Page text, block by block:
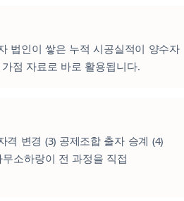
법인이 쌓은 누적 시공실적이 양수자
점 자료로 바로 활용됩니다.
격 변경 (3) 공제조합 출자 승계 (4)
소하랑이 전 과정을 직접